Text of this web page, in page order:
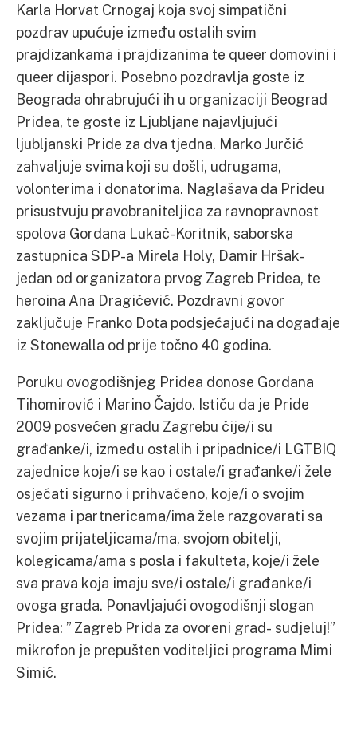
Karla Horvat Crnogaj koja svoj simpatični
pozdrav upućuje između ostalih svim
prajdizankama i prajdizanima te queer domovini i
queer dijaspori. Posebno pozdravlja goste iz
Beograda ohrabrujući ih u organizaciji Beograd
Pridea, te goste iz Ljubljane najavljujući
ljubljanski Pride za dva tjedna. Marko Jurčić
zahvaljuje svima koji su došli, udrugama,
volonterima i donatorima. Naglašava da Prideu
prisustvuju pravobraniteljica za ravnopravnost
spolova Gordana Lukač-Koritnik, saborska
zastupnica SDP-a Mirela Holy, Damir Hršak-
jedan od organizatora prvog Zagreb Pridea, te
heroina Ana Dragičević. Pozdravni govor
zaključuje Franko Dota podsjećajući na događaje
iz Stonewalla od prije točno 40 godina.
Poruku ovogodišnjeg Pridea donose Gordana
Tihomirović i Marino Čajdo. Ističu da je Pride
2009 posvećen gradu Zagrebu čije/i su
građanke/i, između ostalih i pripadnice/i LGTBIQ
zajednice koje/i se kao i ostale/i građanke/i žele
osjećati sigurno i prihvaćeno, koje/i o svojim
vezama i partnericama/ima žele razgovarati sa
svojim prijateljicama/ma, svojom obitelji,
kolegicama/ama s posla i fakulteta, koje/i žele
sva prava koja imaju sve/i ostale/i građanke/i
ovoga grada. Ponavljajući ovogodišnji slogan
Pridea: ” Zagreb Prida za ovoreni grad- sudjeluj!”
mikrofon je prepušten voditeljici programa Mimi
Simić.